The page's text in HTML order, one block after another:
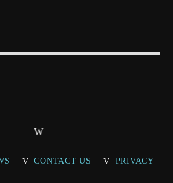
CONTACT US
PRIVACY